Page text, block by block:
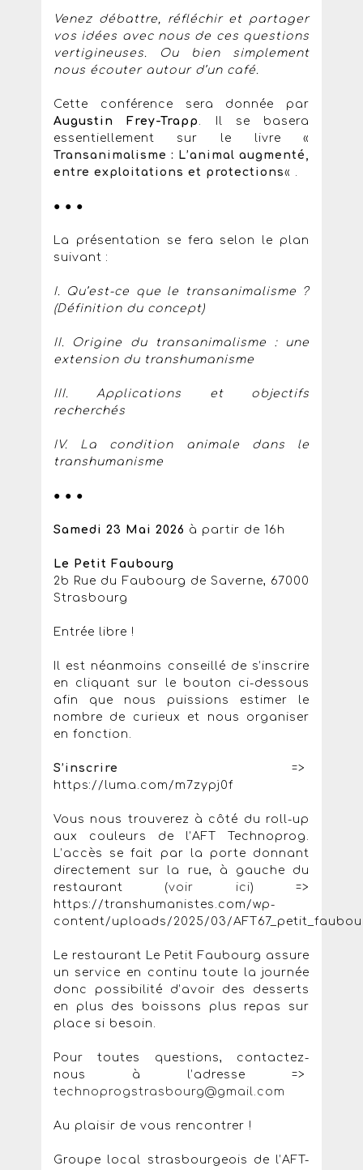
Venez débattre, réfléchir et partager
vos idées avec nous de ces questions
vertigineuses. Ou bien simplement
nous écouter autour d’un café.
Cette conférence sera donnée par
Augustin Frey-Trapp
. Il se basera
essentiellement sur le livre «
Transanimalisme : L’animal augmenté,
entre exploitations et protections« .
● ● ●
La présentation se fera selon le plan
suivant :
I. Qu’est-ce que le transanimalisme ?
(Définition du concept)
II. Origine du transanimalisme : une
extension du transhumanisme
III. Applications et objectifs
recherchés
IV. La condition animale dans le
transhumanisme
● ● ●
Samedi 23 Mai 2026 à partir de 16h
Le Petit Faubourg
2b Rue du Faubourg de Saverne, 67000
Strasbourg
Entrée libre !
Il est néanmoins conseillé de s’inscrire
en cliquant sur le bouton ci-dessous
afin que nous puissions estimer le
nombre de curieux et nous organiser
en fonction.
S’inscrire
=>
https://luma.com/m7zypj0f
Vous nous trouverez à côté du roll-up
aux couleurs de l’AFT Technoprog.
L’accès se fait par la porte donnant
directement sur la rue, à gauche du
restaurant (voir ici) =>
https://transhumanistes.com/wp-
content/uploads/2025/03/
​​​Le restaurant Le Petit Faubourg assure
un service en continu toute la journée
donc possibilité d’avoir des desserts
en plus des boissons plus repas sur
place si besoin.
Pour toutes questions, contactez-
nous à l’adresse =>
technoprogstrasbourg@gmail.com
Au plaisir de vous rencontrer !
Groupe local strasbourgeois de l’AFT-